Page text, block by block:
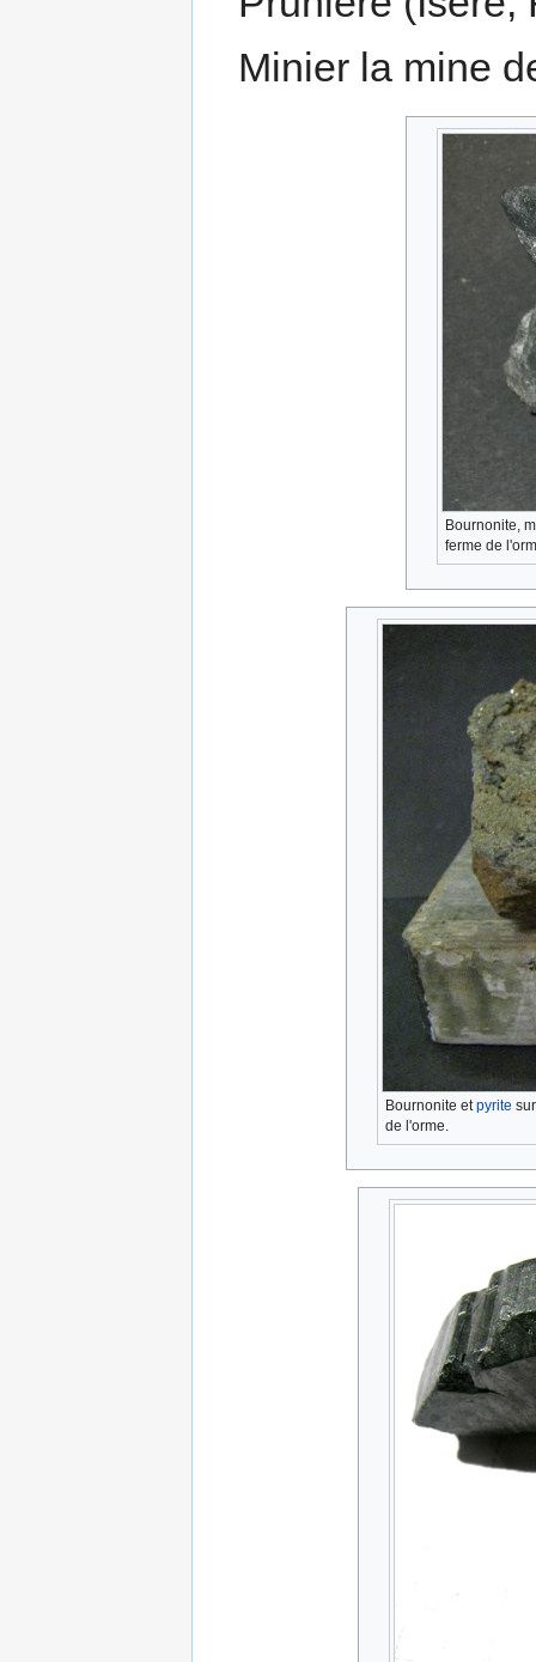
Minier la mine
Bournonite,
ferme de
Bournonite etpyrite
de l'orme.